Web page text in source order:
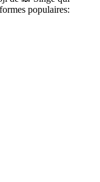
populaires: